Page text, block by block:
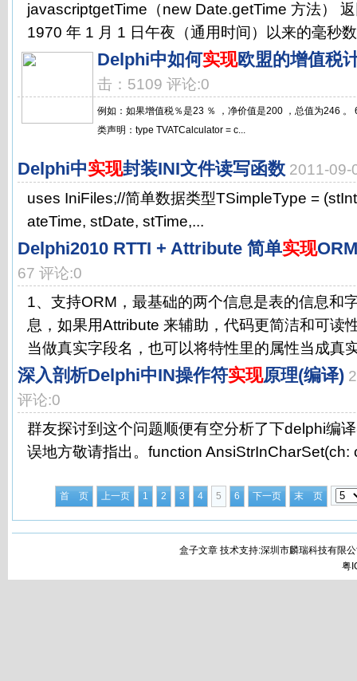
javascriptgetTime（new Date.getTime 方法）
1970 年 1 月 1 日午夜（通用时间）以来的毫秒
Delphi中如何实现欧盟的增值税
击：5109 评论:0
例如：如果增值税％是23 ％ ，净价值是200 ，总值为246
类声明：type TVATCalculator = c...
Delphi中实现封装INI文件读写函数 2011-09-
uses IniFiles;//简单数据类型TSimpleType =
ateTime, stDate, stTime,...
Delphi2010 RTTI + Attribute 简单实现ORM
67 评论:0
1、支持ORM，最基础的两个信息是表的信息和
息，如果用Attribute 来辅助，代码更简洁和可读
当做真实字段名，也可以将特性里的属性当成真
深入剖析Delphi中IN操作符实现原理(编译)
评论:0
群友探讨到这个问题顺便有空分析了下delphi编
误地方敬请指出。function AnsiStrInCharSet(ch:
首 页 上一页 1 2 3 4 5 6 下一页 末 页
盒子文章 技术支持:深圳市麟瑞科技有限
粤